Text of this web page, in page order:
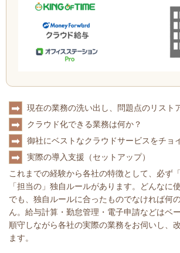
➡ 現在の業務の洗い出し、問題点のリスト
➡ クラウド化できる業務は何か？
➡ 御社にベストなクラウドサービスをチョ
➡ 実際の導入支援（セットアップ）
これまでの経験から各社の特徴として、必ず
「担当の」独自ルールがあります。どんなに
でも、独自ルールに合ったものでなければ何
ん。給与計算・勤怠管理・電子申請などはベ
順守しながら各社の実際の業務をお伺いし、
ます。